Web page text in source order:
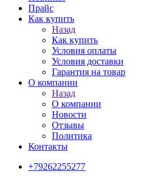
Прайс
Как купить
Назад
Как купить
Условия оплаты
Условия доставки
Гарантия на товар
О компании
Назад
О компании
Новости
Отзывы
Политика
Контакты
+79262255277